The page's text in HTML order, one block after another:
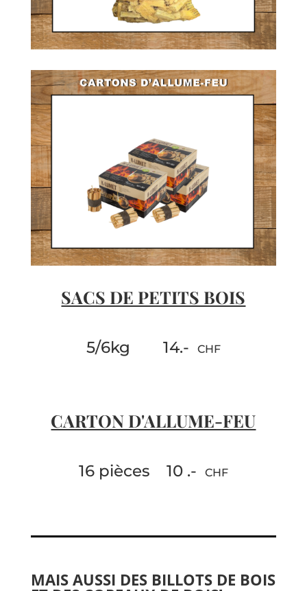
SACS DE PETITS BOIS
5/6kg 14.- CHF
CARTON D'ALLUME-FEU
16 pièces 10 .- CHF
MAIS AUSSI DES BILLOTS DE BOIS